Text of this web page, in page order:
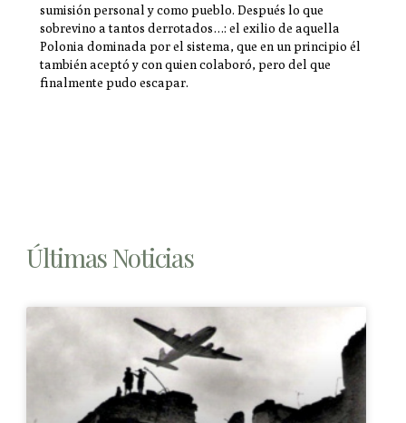
sumisión personal y como pueblo. Después lo que
sobrevino a tantos derrotados…: el exilio de aquella
Polonia dominada por el sistema, que en un principio él
también aceptó y con quien colaboró, pero del que
finalmente pudo escapar.
Últimas Noticias